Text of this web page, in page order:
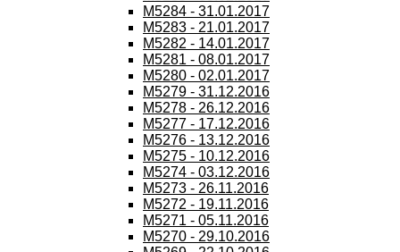
M5284 - 31.01.2017
M5283 - 21.01.2017
M5282 - 14.01.2017
M5281 - 08.01.2017
M5280 - 02.01.2017
M5279 - 31.12.2016
M5278 - 26.12.2016
M5277 - 17.12.2016
M5276 - 13.12.2016
M5275 - 10.12.2016
M5274 - 03.12.2016
M5273 - 26.11.2016
M5272 - 19.11.2016
M5271 - 05.11.2016
M5270 - 29.10.2016